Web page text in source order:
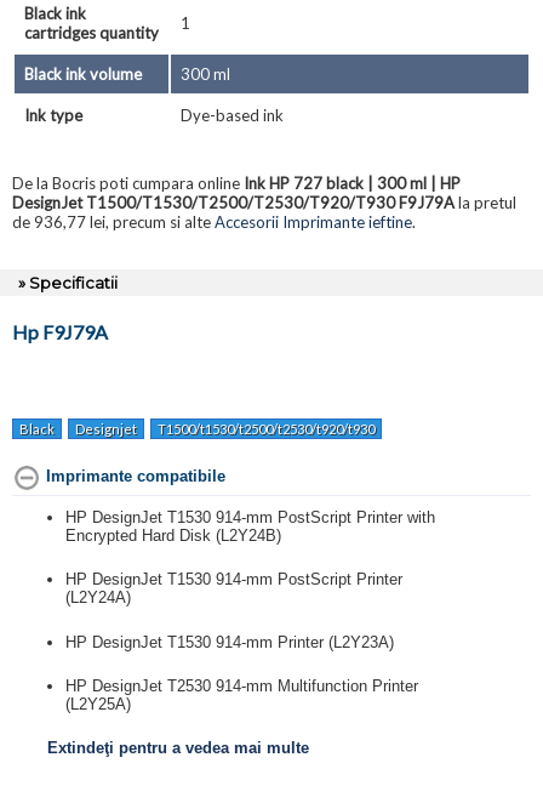
Black ink
cartridges quantity
1
Black ink volume 300 ml
Ink type Dye-based ink
De la Bocris poti cumpara online Ink HP 727 black | 300 ml | HP
DesignJet T1500/T1530/T2500/T2530/T920/T930 F9J79Ala pretul
de 936,77 lei, precum si alteAccesorii Imprimante ieftine.
» Specificatii
Hp F9J79A
Black Designjet T1500/t1530/t2500/t2530/t920/t930
Imprimante compatibile
HP DesignJet T1530 914-mm PostScript Printer with
Encrypted Hard Disk (L2Y24B)
HP DesignJet T1530 914-mm PostScript Printer
(L2Y24A)
HP DesignJet T1530 914-mm Printer (L2Y23A)
HP DesignJet T2530 914-mm Multifunction Printer
(L2Y25A)
Extindeţi pentru a vedea mai multe